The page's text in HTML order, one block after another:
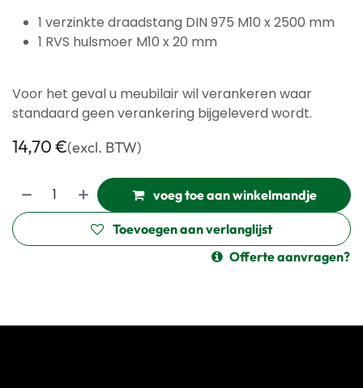
1 verzinkte draadstang DIN 975 M10 x 2500 mm
1 RVS hulsmoer M10 x 20 mm
Voor het geval u meubilair wil verankeren waar
standaard geen verankering bijgeleverd wordt.
14,70€(excl. BTW)
voeg toe aan winkelmandje
Toevoegen aan verlanglijst
Offerte aanvragen?